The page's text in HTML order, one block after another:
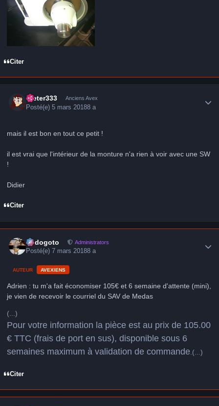
Citer
Dieter333 Anciens Avex
Posté(e)5 mars 20188 a
mais il est bon en tout ce petit !
il est vrai que l'intérieur de la monture n'a rien à voir avec une SW
!
Didier
Citer
frédogoto Administrators
Posté(e) 7 mars 20188 a
AUTEUR AVEXIENS
Adrien : tu m'a fait économiser 105€ et 6 semaine d'attente (mini),
je vien de recevoir le courriel du SAV de Medas
(...)
Pour votre information la pièce est au prix de 105.00
€ TTC (frais de port en sus), disponible sous 6
semaines maximum à validation de commande.(...)
Citer